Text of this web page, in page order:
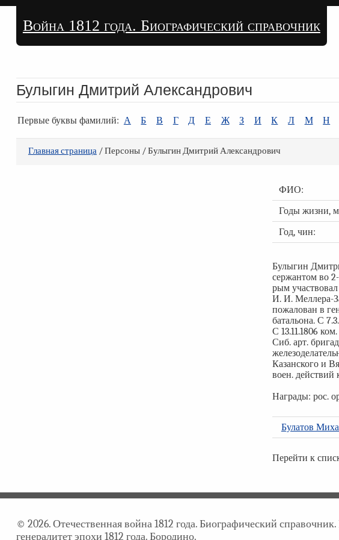
Война 1812 года. Биографический справочник
Булыгин Дмитрий Александрович
Первые буквы фамилий: А Б В Г Д Е Ж З И К Л М Н
Главная страница/ Персоны / Булыгин Дмитрий Александрович
ФИО:
Годы жизни,
Год, чин:
Булыгин
сержантом во
рым
И. И. Меллера-
пожалован в
батальона. С
С 13.11.1806
Сиб. арт.
Казанского и
воен.
Награды: рос.
Булатов
Перейти к
© 2026. Отечественная война 1812 года. Биографический
генералитет эпохи 1812 года. Бородино.